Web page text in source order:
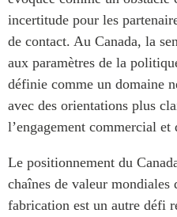
incertitude pour les
de contact. Au Canada, la
aux paramètres de la
définie comme un domaine
avec des orientations plus
l’engagement commercial et
Le positionnement du
chaînes de valeur mondiales
fabrication est un autre défi